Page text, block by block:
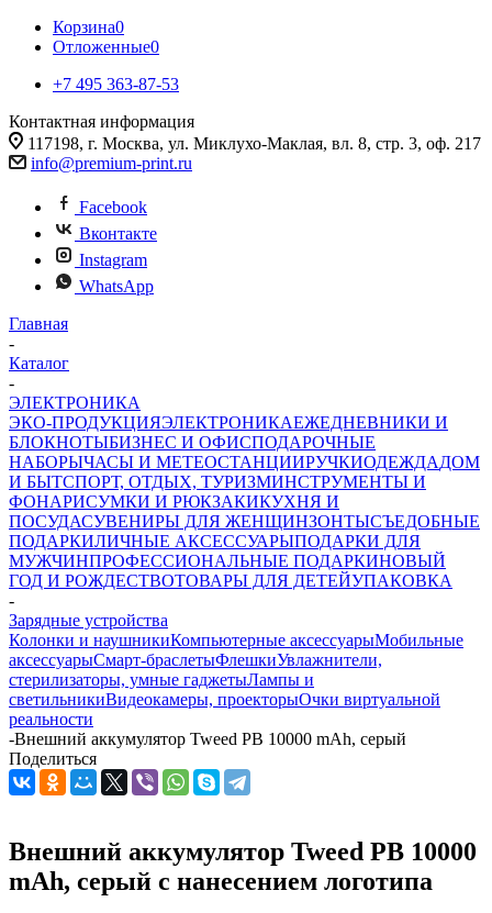
Корзина0
Отложенные0
+7 495 363-87-53
Контактная информация
117198, г. Москва, ул. Миклухо-Маклая, вл. 8, стр. 3, оф. 217
info@premium-print.ru
Facebook
Вконтакте
Instagram
WhatsApp
Главная
-
Каталог
-
ЭЛЕКТРОНИКА
ЭКО-ПРОДУКЦИЯЭЛЕКТРОНИКАЕЖЕДНЕВНИКИ И
БЛОКНОТЫБИЗНЕС И ОФИСПОДАРОЧНЫЕ
НАБОРЫЧАСЫ И МЕТЕОСТАНЦИИРУЧКИОДЕЖДАДОМ
И БЫТСПОРТ, ОТДЫХ, ТУРИЗМИНСТРУМЕНТЫ И
ФОНАРИСУМКИ И РЮКЗАКИКУХНЯ И
ПОСУДАСУВЕНИРЫ ДЛЯ ЖЕНЩИНЗОНТЫСЪЕДОБНЫЕ
ПОДАРКИЛИЧНЫЕ АКСЕССУАРЫПОДАРКИ ДЛЯ
МУЖЧИНПРОФЕССИОНАЛЬНЫЕ ПОДАРКИНОВЫЙ
ГОД И РОЖДЕСТВОТОВАРЫ ДЛЯ ДЕТЕЙУПАКОВКА
-
Зарядные устройства
Колонки и наушникиКомпьютерные аксессуарыМобильные
аксессуарыСмарт-браслетыФлешкиУвлажнители,
стерилизаторы, умные гаджетыЛампы и
светильникиВидеокамеры, проекторыОчки виртуальной
реальности
-Внешний аккумулятор Tweed PB 10000 mAh, серый
Поделиться
Внешний аккумулятор Tweed PB 10000
mAh, серый с нанесением логотипа